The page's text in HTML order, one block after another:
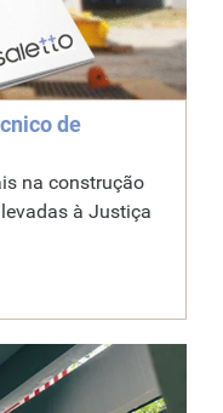
de
na construção
à Justiça